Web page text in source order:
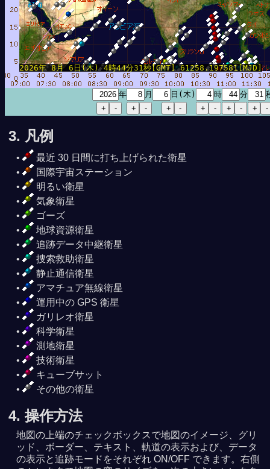
2026年 8月 6日(木) 4時44分31秒[GMT] 61258.197581[MJD]
年 月 日(木) 時 分
3. 凡例
最近 30 日間に打ち上げられた衛星
国際宇宙ステーション
明るい衛星
気象衛星
ゴーズ
地球資源衛星
追跡データ中継衛星
捜索救助衛星
静止通信衛星
アマチュア無線衛星
運用中の GPS 衛星
ガリレオ衛星
科学衛星
測地衛星
技術衛星
キューブサット
その他の衛星
4. 操作方法
地図の上端のチェックボックスで地図のイメージ、グリ
ッド、ボーダー、テキスト、軌道の表示および、データ
の表示と追跡モードをそれぞれ ON/OFF できます。右側